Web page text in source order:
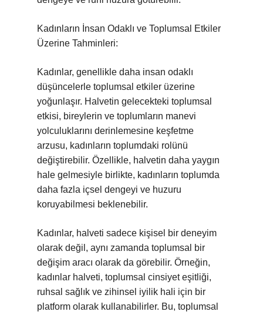
Kadınların İnsan Odaklı ve Toplumsal Etkiler
Üzerine Tahminleri:
Kadınlar, genellikle daha insan odaklı
düşüncelerle toplumsal etkiler üzerine
yoğunlaşır. Halvetin gelecekteki toplumsal
etkisi, bireylerin ve toplumların manevi
yolculuklarını derinlemesine keşfetme
arzusu, kadınların toplumdaki rolünü
değiştirebilir. Özellikle, halvetin daha yaygın
hale gelmesiyle birlikte, kadınların toplumda
daha fazla içsel dengeyi ve huzuru
koruyabilmesi beklenebilir.
Kadınlar, halveti sadece kişisel bir deneyim
olarak değil, aynı zamanda toplumsal bir
değişim aracı olarak da görebilir. Örneğin,
kadınlar halveti, toplumsal cinsiyet eşitliği,
ruhsal sağlık ve zihinsel iyilik hali için bir
platform olarak kullanabilirler. Bu, toplumsal